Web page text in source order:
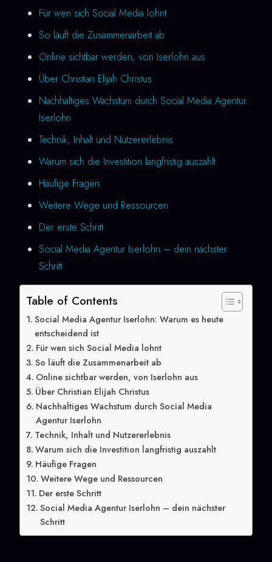
Für wen sich Social Media lohnt
So läuft die Zusammenarbeit ab
Online sichtbar werden, von Iserlohn aus
Über Christian Elijah Christus
Nachhaltiges Wachstum durch Social Media Agentur
Iserlohn
Technik, Inhalt und Nutzererlebnis
Warum sich die Investition langfristig auszahlt
Häufige Fragen
Weitere Wege und Ressourcen
Der erste Schritt
Social Media Agentur Iserlohn – dein nächster
Schritt
Table of Contents
Social Media Agentur Iserlohn: Warum es heute
entscheidend ist
Für wen sich Social Media lohnt
So läuft die Zusammenarbeit ab
Online sichtbar werden, von Iserlohn aus
Über Christian Elijah Christus
Nachhaltiges Wachstum durch Social Media
Agentur Iserlohn
Technik, Inhalt und Nutzererlebnis
Warum sich die Investition langfristig auszahlt
Häufige Fragen
Weitere Wege und Ressourcen
Der erste Schritt
Social Media Agentur Iserlohn – dein nächster
Schritt